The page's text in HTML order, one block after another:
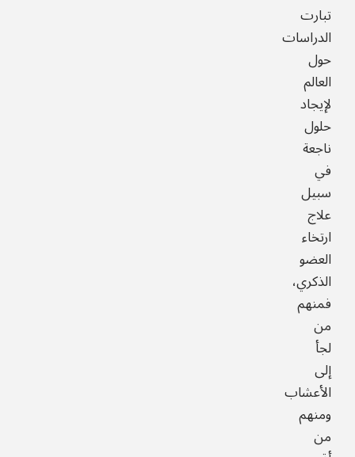
تبارت
الدراسات
حول
العالم
لإيجاد
حلول
ناجعة
في
سبيل
علاج
ارتخاء
العضو
الذكري،
فمنهم
من
لجأ
إلى
الأعشاب
ومنهم
من